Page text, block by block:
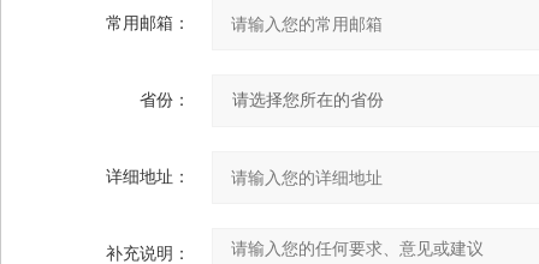
常用邮箱：
省份：
详细地址：
补充说明：